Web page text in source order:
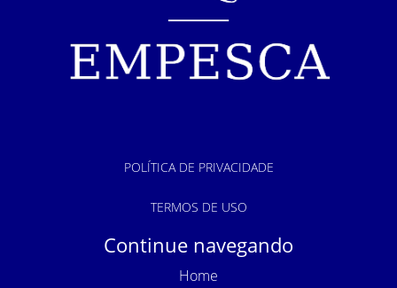
POLÍTICA DE PRIVACIDADE
TERMOS DE USO
Continue navegando
Home